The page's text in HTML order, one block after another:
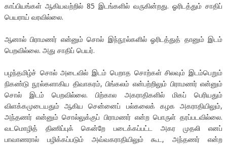
காப்பியங்கள் ஆகியவற்றில் 85 இடங்களில் வருகின்றது. ஓரிடத்தும் சாதிப்
பெயராய் வரவில்லை.
ஆனால் பிராமணர் என்னும் சொல் இந்நூல்களில் ஓரிடத்துத் தானும் இடம்
பெறவில்லை. அது சாதிப் பெயர்.
பழந்தமிழ்ச் சொல் அடைவில் இடம் பெறாத சொற்கள் சிலவும் இடம்பெறும்
நிகண்டு நூல்களாகிய திவாகரம், பிங்கலம் என்பற்றிலும் பிராமணர் என்னும்
சொல் இடம் பெறவில்லை. பிற்கால அகராதிகளில் மிகப் பெரியதும்
விளக்கமுடையதும் ஆகிய சென்னைப் பல்கலைக் கழக அகராதியிலும்,
அந்தணர் என்னும் சொல்லுக்குப் பிராமணர் என்ற பொருள் தரப்படவில்லை.
வடமொழித் திணிப்புக் கென்றே படைக்கப்பட்ட அகர முதலி எனப்
பாவாணரால் பழிக்கப்படும் அவ்வகராதியிலும் கூட, அந்தணர் என்ற